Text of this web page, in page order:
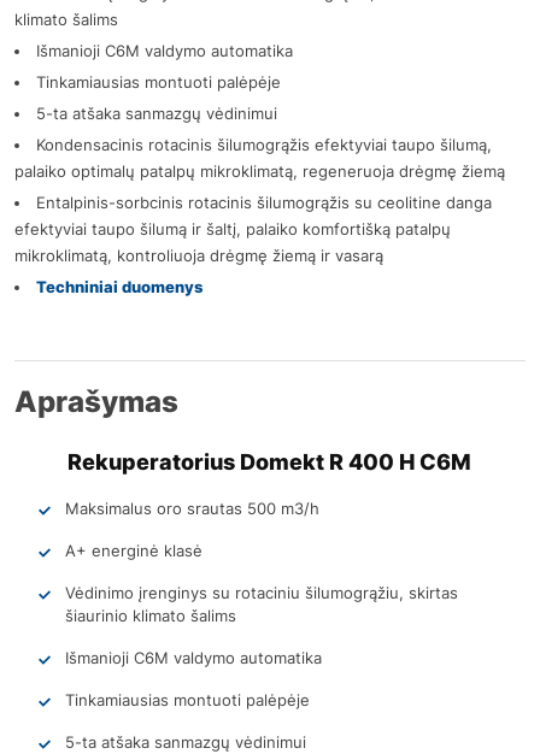
klimato šalims
Išmanioji C6M valdymo automatika
Tinkamiausias montuoti palėpėje
5-ta atšaka sanmazgų vėdinimui
Kondensacinis rotacinis šilumogrąžis efektyviai taupo šilumą,
palaiko optimalų patalpų mikroklimatą, regeneruoja drėgmę žiemą
Entalpinis-sorbcinis rotacinis šilumogrąžis su ceolitine danga
efektyviai taupo šilumą ir šaltį, palaiko komfortišką patalpų
mikroklimatą, kontroliuoja drėgmę žiemą ir vasarą
Techniniai duomenys
Aprašymas
Rekuperatorius Domekt R 400 H C6M
Maksimalus oro srautas 500 m3/h
A+ energinė klasė
Vėdinimo įrenginys su rotaciniu šilumogrąžiu, skirtas
šiaurinio klimato šalims
Išmanioji C6M valdymo automatika
Tinkamiausias montuoti palėpėje
5-ta atšaka sanmazgų vėdinimui